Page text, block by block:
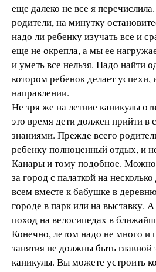
еще далеко не все я
родители, на минутку
надо ли ребенку изучать все и
еще не окрепла, а мы ее
и уметь все нельзя. Надо найти
котором ребенок делает успехи,
направлении.
Не зря же на летние каникулы
это время дети должен прийти в
знаниями. Прежде всего
ребенку полноценный отдых, и
Канары и тому подобное. Можно
за город с палаткой на
всем вместе к бабушке в
городе в парк или на выставку.
поход на велосипедах в
Конечно, летом надо не много и
занятия не должны быть главной
каникулы. Вы можете устроить